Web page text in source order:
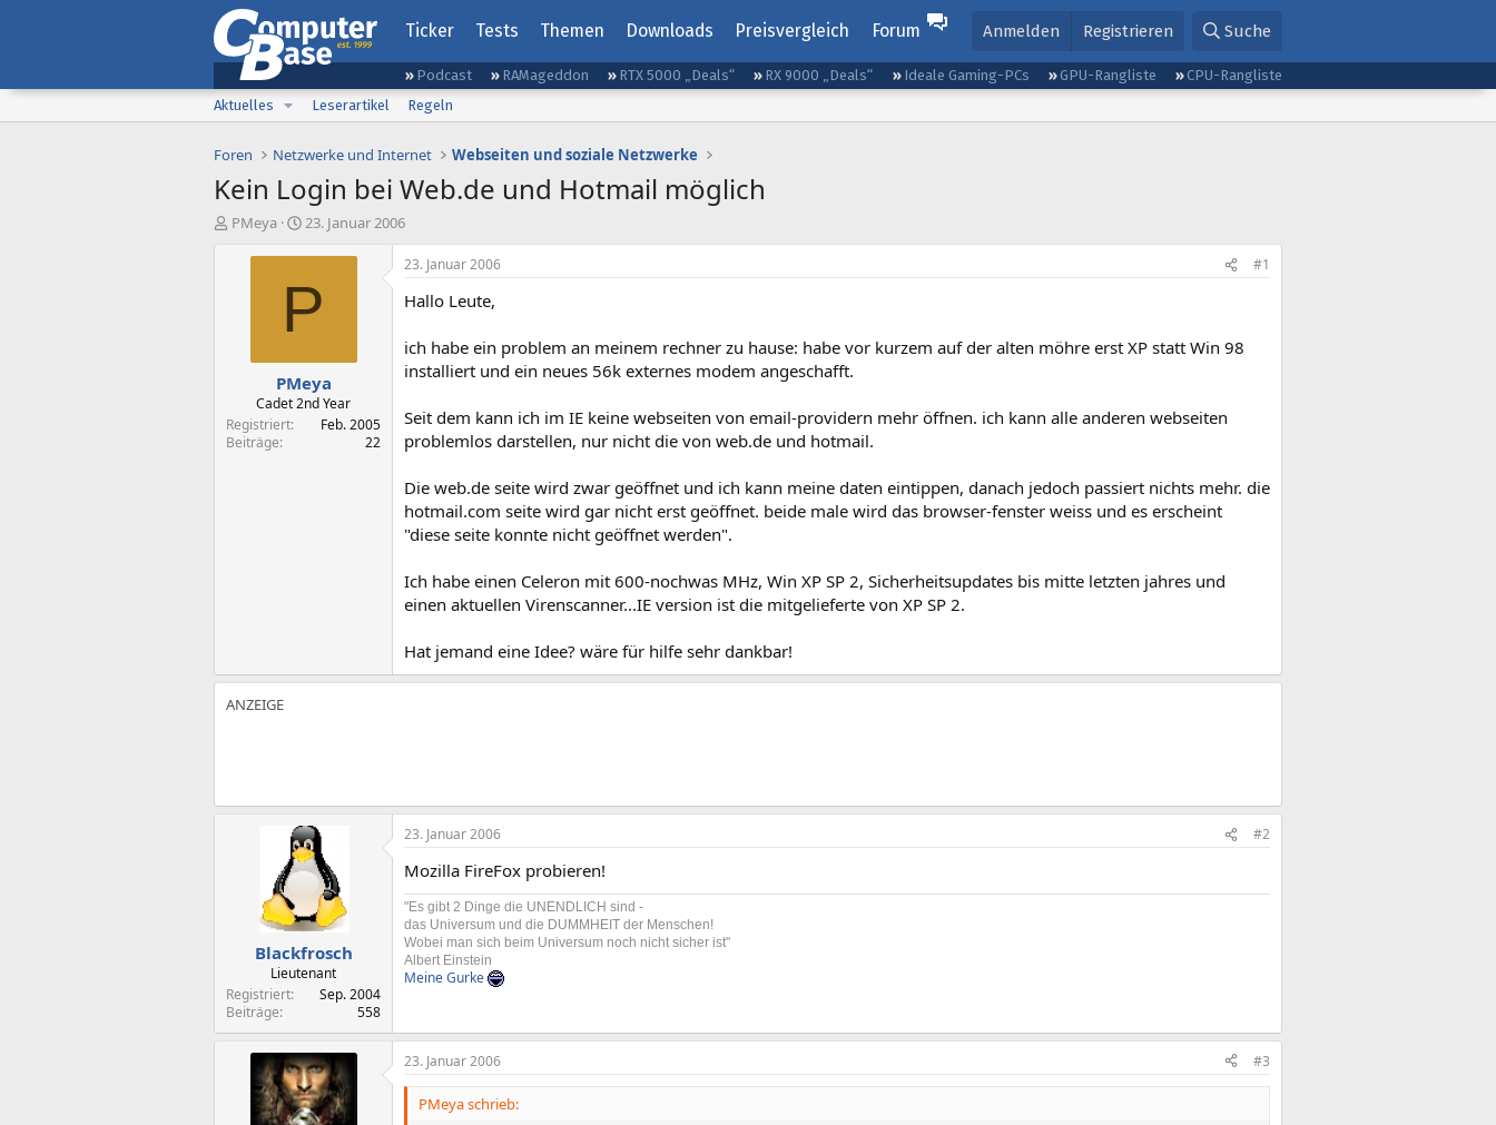
Ticker Tests Themen Downloads Preisvergleich Forum Anmelden Registrieren Suche
Podcast RAMageddon RTX 5000 „Deals“ RX 9000 „Deals“ Ideale Gaming-PCs GPU-Rangliste
CPU-Rangliste
Aktuelles
Leserartikel Regeln
Foren Netzwerke und Internet Webseiten und soziale Netzwerke
Kein Login bei Web.de und Hotmail möglich
E
PMeya
E
s
l
t
a
m
23. Januar 2006
P
PMeya
Cadet 2nd Year
Registriert
Feb. 2005
Beiträge
22
23. Januar 2006 #1
Hallo Leute,
ich habe ein problem an meinem rechner zu hause: habe vor kurzem auf der alten möhre erst XP statt Win 98
installiert und ein neues 56k externes modem angeschafft.
Seit dem kann ich im IE keine webseiten von email-providern mehr öffnen. ich kann alle anderen webseiten
problemlos darstellen, nur nicht die von web.de und hotmail.
Die web.de seite wird zwar geöffnet und ich kann meine daten eintippen, danach jedoch passiert nichts mehr. die
hotmail.com seite wird gar nicht erst geöffnet. beide male wird das browser-fenster weiss und es erscheint
"diese seite konnte nicht geöffnet werden".
Ich habe einen Celeron mit 600-nochwas MHz, Win XP SP 2, Sicherheitsupdates bis mitte letzten jahres und
einen aktuellen Virenscanner...IE version ist die mitgelieferte von XP SP 2.
Hat jemand eine Idee? wäre für hilfe sehr dankbar!
Blackfrosch
Lieutenant
Registriert
Sep. 2004
Beiträge
558
23. Januar 2006 #2
Mozilla FireFox probieren!
"Es gibt 2 Dinge die UNENDLICH sind -
das Universum und die DUMMHEIT der Menschen!
Wobei man sich beim Universum noch nicht sicher ist"
Albert Einstein
Meine Gurke
23. Januar 2006 #3
PMeya schrieb: